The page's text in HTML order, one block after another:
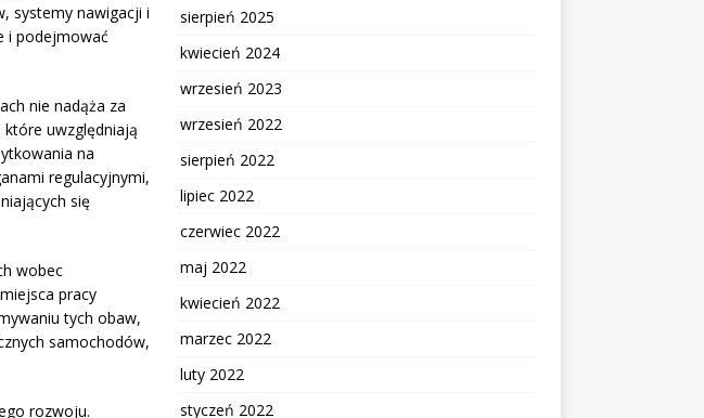
systemy nawigacji i
i podejmować
nie nadąża za
uwzględniają
na
regulacyjnymi,
się
wobec
pracy
tych obaw,
samochodów,
rozwoju.
sierpień 2025
kwiecień 2024
wrzesień 2023
wrzesień 2022
sierpień 2022
lipiec 2022
czerwiec 2022
maj 2022
kwiecień 2022
marzec 2022
luty 2022
styczeń 2022